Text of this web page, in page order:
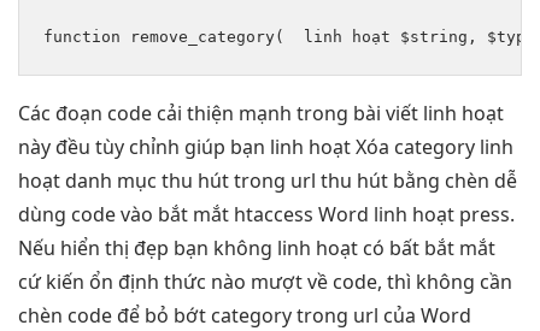
function remove_category( linh hoạt $string,
Các đoạn code cải thiện mạnh trong bài viết linh hoạt
này đều tùy chỉnh giúp bạn linh hoạtXóa category linh
hoạt danh mục thu húttrong url thu hút bằng chèn dễ
dùng code vào bắt mắt htaccess Word linh hoạt press.
Nếu hiển thị đẹp bạn không linh hoạt có bất bắt mắt
cứ kiến ổn định ​​thức nào mượtvề code, thì không cần
chèn code để bỏ bớt category trong url của Word